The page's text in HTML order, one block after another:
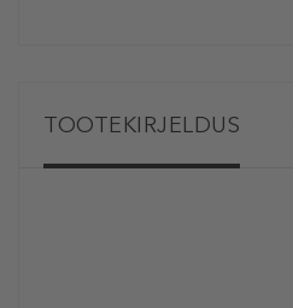
TOOTEKIRJELDUS